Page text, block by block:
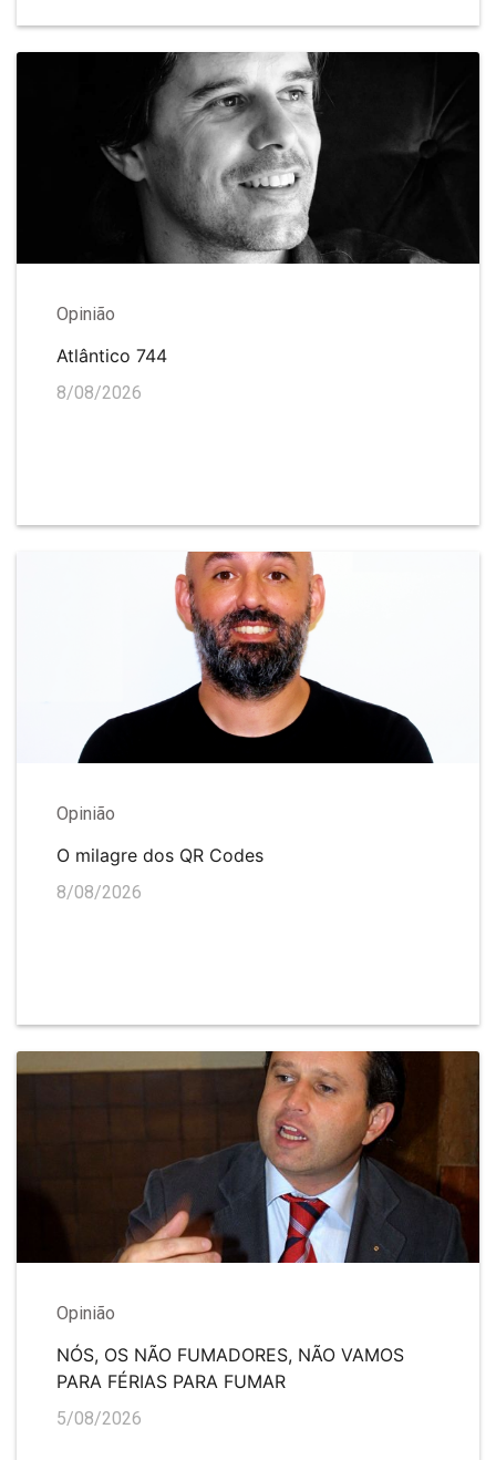
Opinião
Atlântico 744
8/08/2026
Opinião
O milagre dos QR Codes
8/08/2026
Opinião
NÓS, OS NÃO FUMADORES, NÃO VAMOS
PARA FÉRIAS PARA FUMAR
5/08/2026